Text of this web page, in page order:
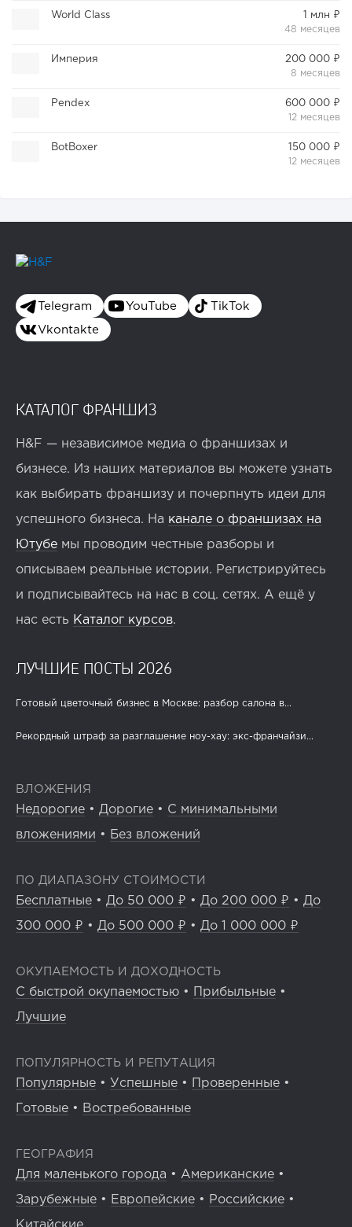
World Class
1 млн ₽
48 месяцев
Империя
200 000 ₽
8 месяцев
Pendex
600 000 ₽
12 месяцев
BotBoxer
150 000 ₽
12 месяцев
Telegram YouTube TikTok
Vkontakte
КАТАЛОГ ФРАНШИЗ
H&F — независимое медиа о франшизах и
бизнесе. Из наших материалов вы можете узнать
как выбирать франшизу и почерпнуть идеи для
успешного бизнеса. На канале о франшизах на
Ютубе мы проводим честные разборы и
описываем реальные истории. Регистрируйтесь
и подписывайтесь на нас в соц. сетях. А ещё у
нас есть Каталог курсов.
ЛУЧШИЕ ПОСТЫ 2026
Готовый цветочный бизнес в Москве: разбор салона в...
Рекордный штраф за разглашение ноу-хау: экс-франчайзи...
ВЛОЖЕНИЯ
Недорогие • Дорогие • С минимальными
вложениями • Без вложений
ПО ДИАПАЗОНУ СТОИМОСТИ
Бесплатные • До 50 000 ₽ • До 200 000 ₽ • До
300 000 ₽ • До 500 000 ₽ • До 1 000 000 ₽
ОКУПАЕМОСТЬ И ДОХОДНОСТЬ
С быстрой окупаемостью • Прибыльные •
Лучшие
ПОПУЛЯРНОСТЬ И РЕПУТАЦИЯ
Популярные • Успешные • Проверенные •
Готовые • Востребованные
ГЕОГРАФИЯ
Для маленького города • Американские •
Зарубежные • Европейские • Российские •